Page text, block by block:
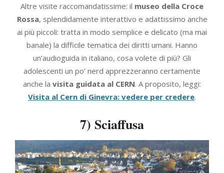
Altre visite raccomandatissime: il museo della Croce
Rossa, splendidamente interattivo e adattissimo anche
ai più piccoli: tratta in modo semplice e delicato (ma mai
banale) la difficile tematica dei diritti umani. Hanno
un’audioguida in italiano, cosa volete di più? Gli
adolescenti un po’ nerd apprezzeranno certamente
anche la visita guidata al CERN. A proposito, leggi:
Visita al Cern di Ginevra: vedere per credere.
7) Sciaffusa